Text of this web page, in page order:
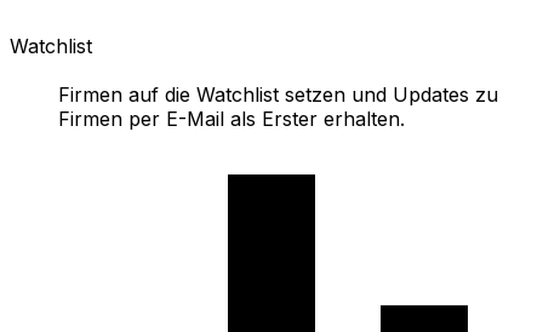
Watchlist
Firmen auf die Watchlist setzen und Updates zu
Firmen per E-Mail als Erster erhalten.